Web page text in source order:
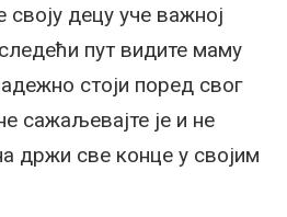
децу уче важној
пут видите маму
стоји поред свог
сажаљевајте је и не
држи све конце у својим